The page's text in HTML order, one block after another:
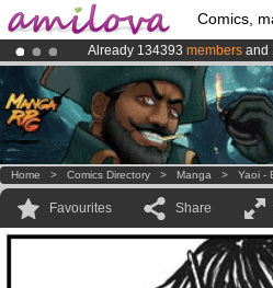
Comics,
Already 134393 members and
Premium membership from
AmilovaKickstarter is now
Home > Comics Directory > Manga > Yaoi -
Favourites Share